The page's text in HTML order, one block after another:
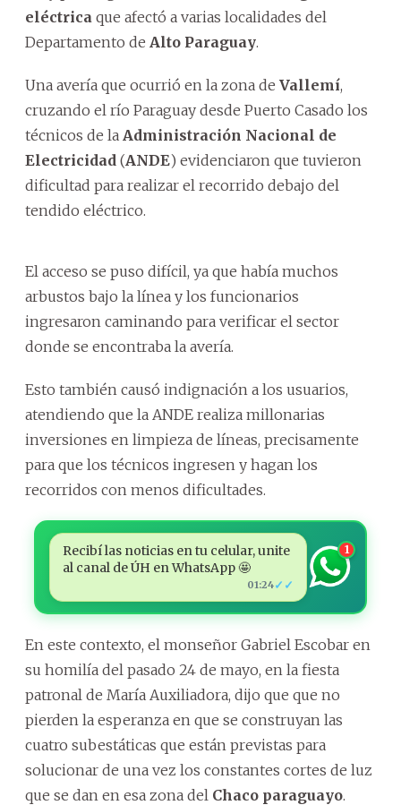
eléctrica que afectó a varias localidades del
Departamento de Alto Paraguay.
Una avería que ocurrió en la zona de Vallemí,
cruzando el río Paraguay desde Puerto Casado los
técnicos de la Administración Nacional de
Electricidad (ANDE) evidenciaron que tuvieron
dificultad para realizar el recorrido debajo del
tendido eléctrico.
El acceso se puso difícil, ya que había muchos
arbustos bajo la línea y los funcionarios
ingresaron caminando para verificar el sector
donde se encontraba la avería.
Esto también causó indignación a los usuarios,
atendiendo que la ANDE realiza millonarias
inversiones en limpieza de líneas, precisamente
para que los técnicos ingresen y hagan los
recorridos con menos dificultades.
Recibí las noticias en tu celular, unite
al canal de ÚH en WhatsApp 🤩
01:24✓✓
1
En este contexto, el monseñor Gabriel Escobar en
su homilía del pasado 24 de mayo, en la fiesta
patronal de María Auxiliadora, dijo que que no
pierden la esperanza en que se construyan las
cuatro subestáticas que están previstas para
solucionar de una vez los constantes cortes de luz
que se dan en esa zona del Chaco paraguayo.